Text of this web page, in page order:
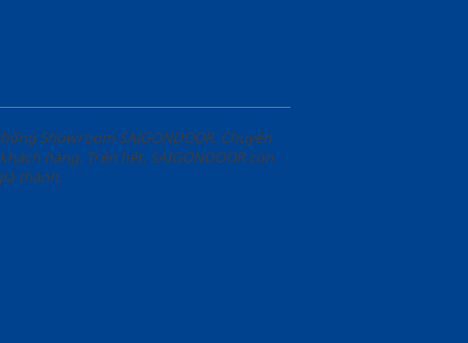
Showroom SAIGONDOOR. Chuyên
hàng. Trên hết, SAIGONDOOR còn
thành.